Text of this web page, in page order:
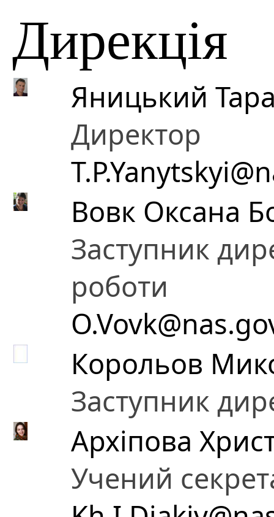
Дирекція
Яницький
Директор
Вовк Оксана
Заступник
роботи
Корольов
Заступник
Архіпова
Учений